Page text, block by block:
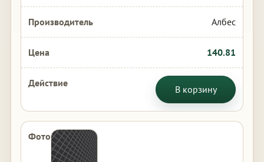
Албес
140.81
В корзину